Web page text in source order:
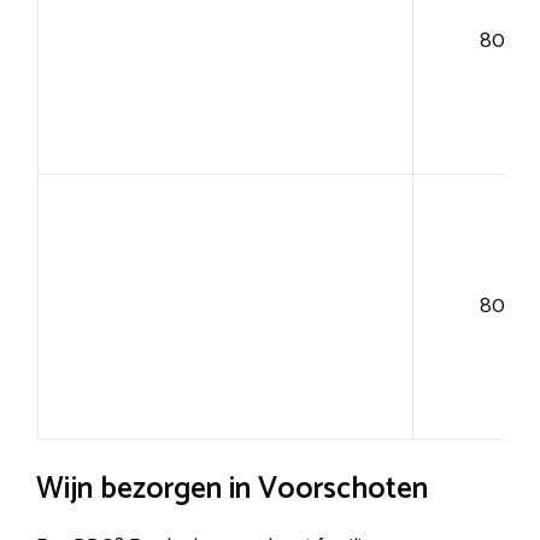
80+
80+
Wijn bezorgen in Voorschoten